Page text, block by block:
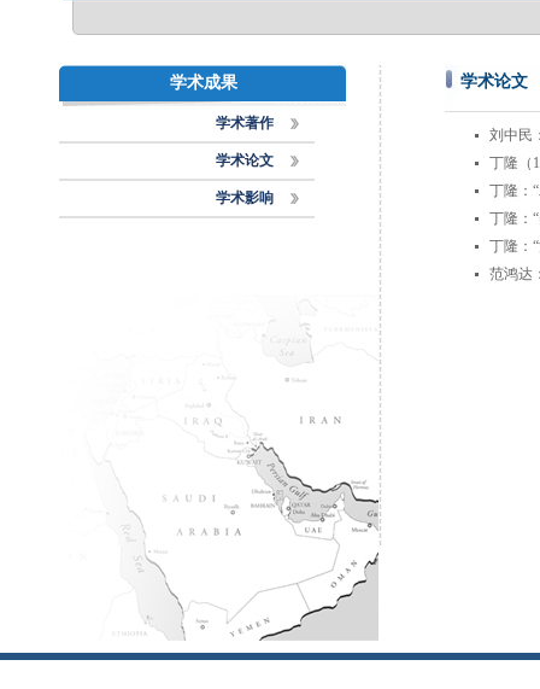
学术成果
学术著作
学术论文
学术影响
学术论文
刘中民
丁隆（
丁隆：
丁隆：
丁隆：
范鸿达